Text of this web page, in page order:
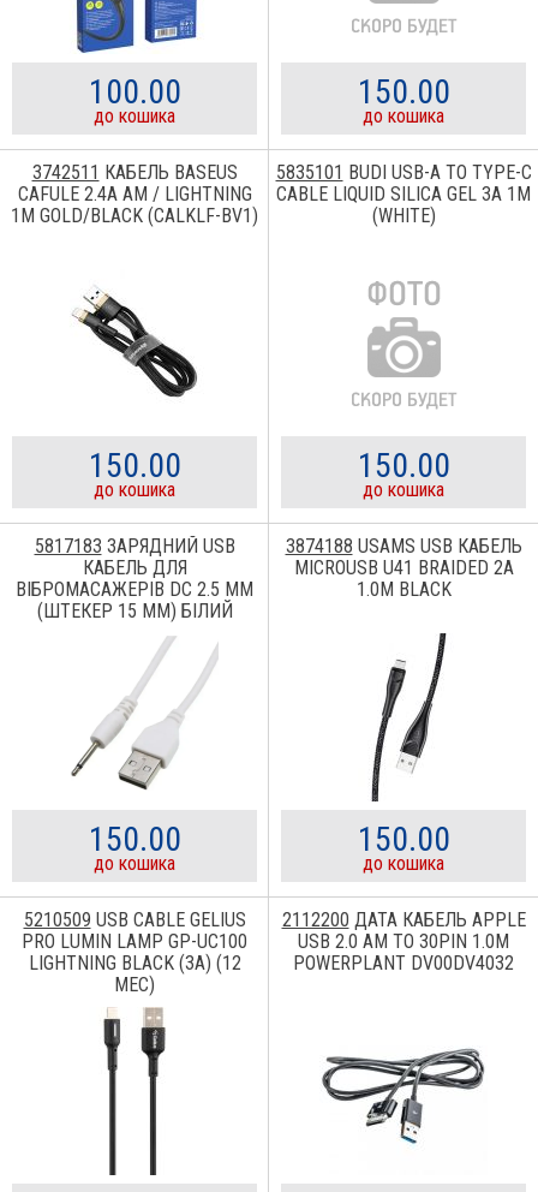
100.00
до кошика
150.00
до кошика
3742511 КАБЕЛЬ BASEUS
CAFULE 2.4A AM / LIGHTNING
1M GOLD/BLACK (CALKLF-BV1)
150.00
до кошика
5835101 BUDI USB-A TO TYPE-C
CABLE LIQUID SILICA GEL 3A 1M
(WHITE)
150.00
до кошика
5817183 ЗАРЯДНИЙ USB
КАБЕЛЬ ДЛЯ
ВІБРОМАСАЖЕРІВ DC 2.5 ММ
(ШТЕКЕР 15 ММ) БІЛИЙ
150.00
до кошика
3874188 USAMS USB КАБЕЛЬ
MICROUSB U41 BRAIDED 2A
1.0M BLACK
150.00
до кошика
5210509 USB CABLE GELIUS
PRO LUMIN LAMP GP-UC100
LIGHTNING BLACK (3A) (12
МЕС)
2112200 ДАТА КАБЕЛЬ APPLE
USB 2.0 AM TO 30PIN 1.0M
POWERPLANT DV00DV4032